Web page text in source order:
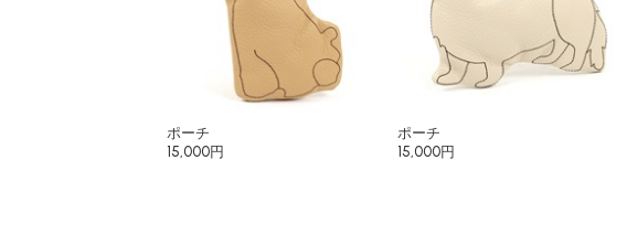
ポーチ
15,000円
ポーチ
15,000円